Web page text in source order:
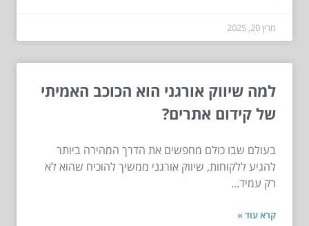
מרץ 20, 2025
למה שיווק אורגני הוא הכוכב האמיתי
של קידום אתרים?
בעולם שבו כולם מחפשים את הדרך המהירה ביותר
להגיע ללקוחות, שיווק אורגני ממשיך להוכיח שהוא לא
רק עמיד...
קרא עוד »